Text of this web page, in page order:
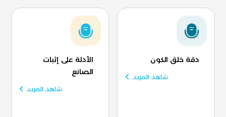
دقة خلق الكون
شاهد المزيد
الأدلة على إثبات
الصانع
شاهد المزيد